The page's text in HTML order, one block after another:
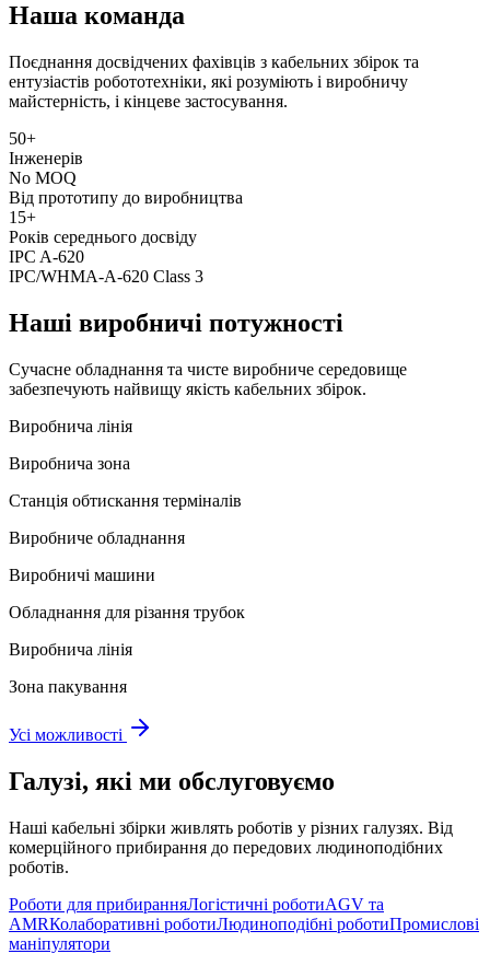
Наша команда
Поєднання досвідчених фахівців з кабельних збірок та
ентузіастів робототехніки, які розуміють і виробничу
майстерність, і кінцеве застосування.
50+
Інженерів
No MOQ
Від прототипу до виробництва
15+
Років середнього досвіду
IPC A-620
IPC/WHMA-A-620 Class 3
Наші виробничі потужності
Сучасне обладнання та чисте виробниче середовище
забезпечують найвищу якість кабельних збірок.
Виробнича лінія
Виробнича зона
Станція обтискання терміналів
Виробниче обладнання
Виробничі машини
Обладнання для різання трубок
Виробнича лінія
Зона пакування
Усі можливості
Галузі, які ми обслуговуємо
Наші кабельні збірки живлять роботів у різних галузях. Від
комерційного прибирання до передових людиноподібних
роботів.
Роботи для прибиранняЛогістичні роботиAGV та
AMRКолаборативні роботиЛюдиноподібні роботиПромислові
маніпулятори